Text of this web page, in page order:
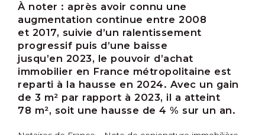
À noter : après avoir connu une
augmentation continue entre 2008
et 2017, suivie d’un ralentissement
progressif puis d’une baisse
jusqu’en 2023, le pouvoir d’achat
immobilier en France métropolitaine est
reparti à la hausse en 2024. Avec un gain
de 3 m² par rapport à 2023, il a atteint
78 m², soit une hausse de 4 % sur un an.